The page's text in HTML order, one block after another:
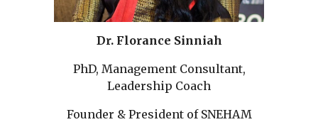
Dr. Florance Sinniah
PhD, Management Consultant,
Leadership Coach
Founder & President of SNEHAM